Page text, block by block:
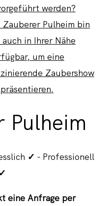
werden?
Zauberer Pulheim bin
auch in Ihrer Nähe
um eine
Zaubershow
Pulheim
✓ - Professionell
✓
eine Anfrage per